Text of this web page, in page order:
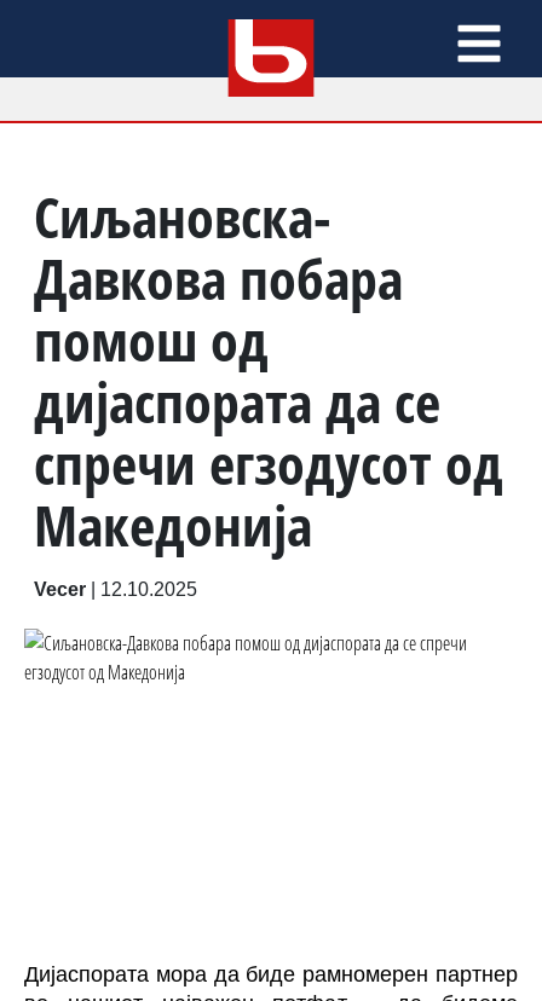
Сиљановска-
Давкова побара
помош од
дијаспората да се
спречи егзодусот од
Македонија
Vecer 12.10.2025
Дијаспората мора да биде рамномерен партнер